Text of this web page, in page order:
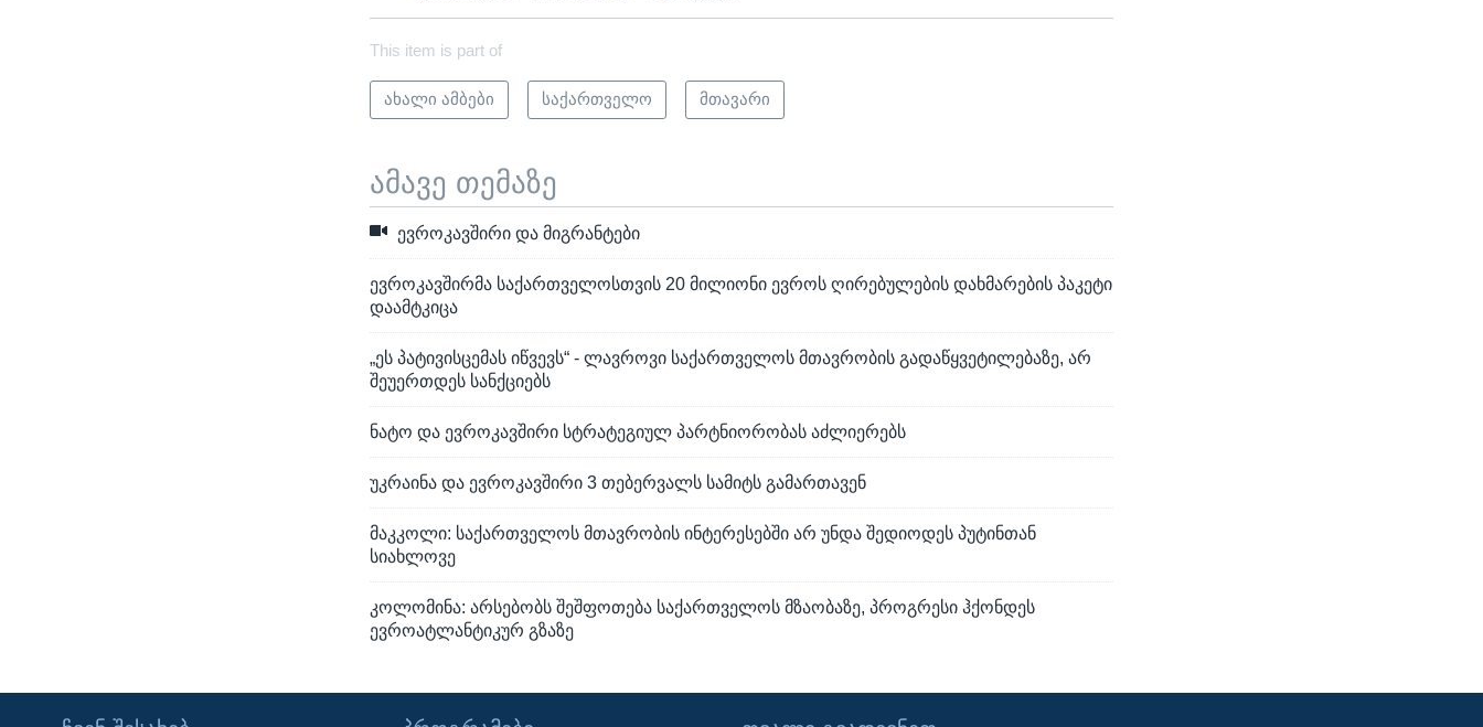
This item is part of
ახალი ამბები საქართველო მთავარი
ამავე თემაზე
ევროკავშირი და მიგრანტები
ევროკავშირმა საქართველოსთვის 20 მილიონი ევროს ღირებულების დახმარების პაკეტი
დაამტკიცა
„ეს პატივისცემას იწვევს“ - ლავროვი საქართველოს მთავრობის გადაწყვეტილებაზე, არ
შეუერთდეს სანქციებს
ნატო და ევროკავშირი სტრატეგიულ პარტნიორობას აძლიერებს
უკრაინა და ევროკავშირი 3 თებერვალს სამიტს გამართავენ
მაკკოლი: საქართველოს მთავრობის ინტერესებში არ უნდა შედიოდეს პუტინთან
სიახლოვე
კოლომინა: არსებობს შეშფოთება საქართველოს მზაობაზე, პროგრესი ჰქონდეს
ევროატლანტიკურ გზაზე